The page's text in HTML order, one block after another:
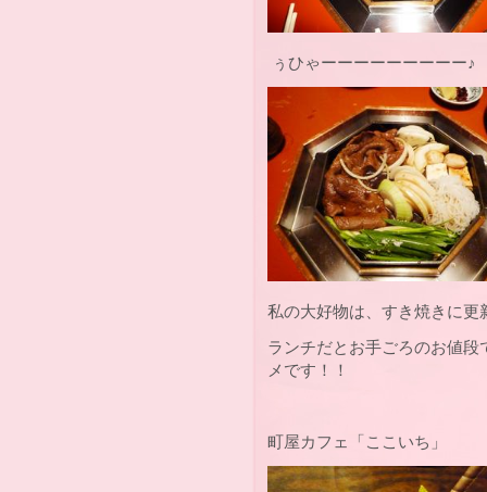
ぅひゃーーーーーーーーー♪
私の大好物は、すき焼きに
ランチだとお手ごろのお値
メです！！
町屋カフェ「ここいち」